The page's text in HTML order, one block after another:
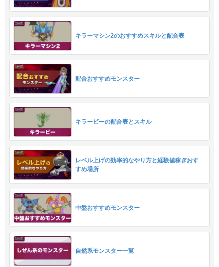
キラーマシン2のおすすめスキルと配合表
配合おすすめモンスター
キラービーの配合表とスキル
レベル上げの効率的なやり方と経験値稼ぎおす
すめ場所
中盤おすすめモンスター
自然系モンスター一覧